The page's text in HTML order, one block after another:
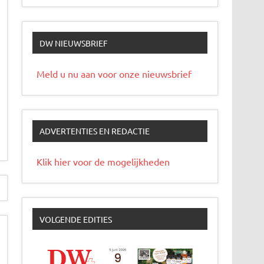
DW NIEUWSBRIEF
Meld u nu aan voor onze nieuwsbrief
ADVERTENTIES EN REDACTIE
Klik hier voor de mogelijkheden
VOLGENDE EDITIES